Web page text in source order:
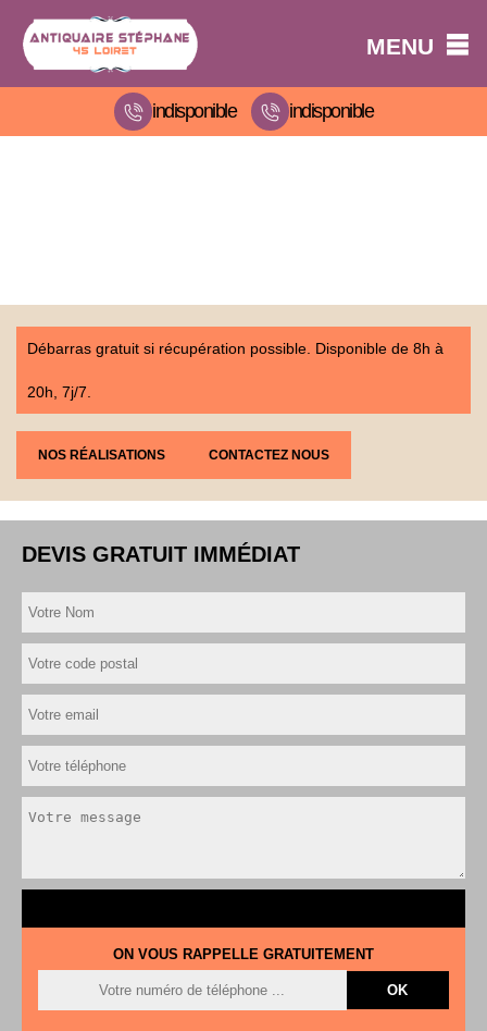
MENU
indisponible indisponible
Débarras gratuit si récupération possible. Disponible de 8h à
20h, 7j/7.
NOS RÉALISATIONS CONTACTEZ NOUS
DEVIS GRATUIT IMMÉDIAT
ON VOUS RAPPELLE GRATUITEMENT